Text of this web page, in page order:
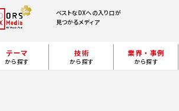
ベストなDXへの入り口が
見つかるメディア
テーマ
から探す
技術
から探す
業界・事例
から探す